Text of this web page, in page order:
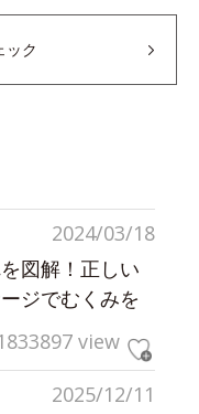
ック
2024/03/18
図解！正しい
ジでむくみを
view
2025/12/11